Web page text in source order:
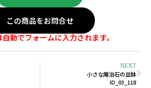
この商品をお問合せ
動でフォームに入力されます。
NEXT
小さな庵治石の皿鉢
ID_03_118